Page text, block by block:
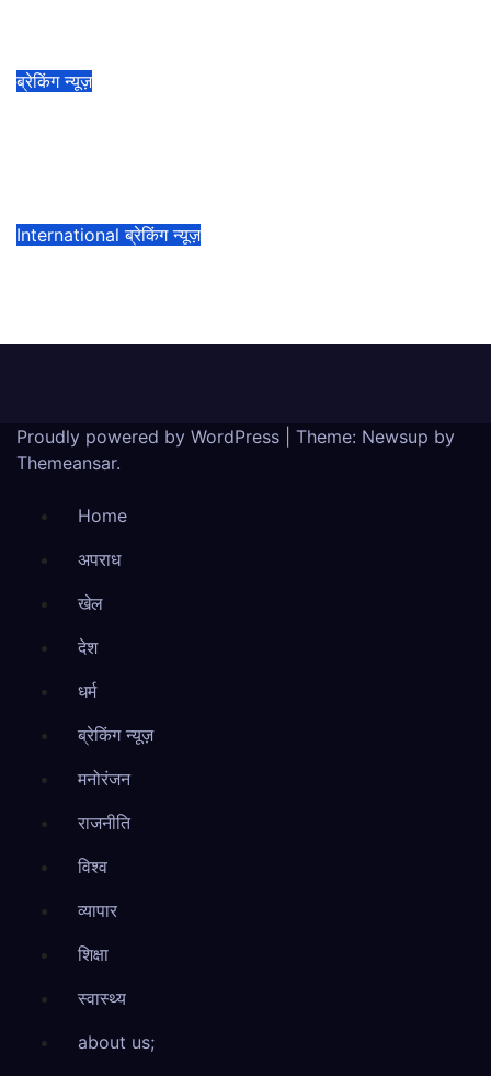
ब्रेकिंग न्यूज़
Internationalब्रेकिंग न्यूज़
Proudly powered by WordPress Theme: Newsup by
Themeansar.
Home
अपराध
खेल
देश
धर्म
ब्रेकिंग न्यूज़
मनोरंजन
राजनीति
विश्व
व्यापार
शिक्षा
स्वास्थ्य
about us;